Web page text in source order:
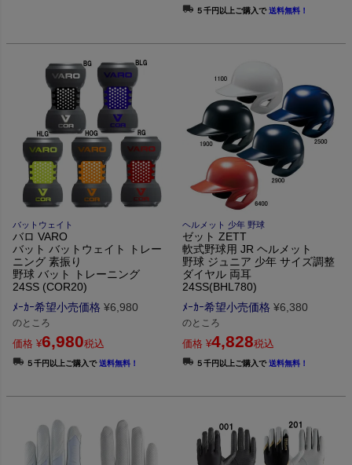
５千円以上ご購入で送料無料！
バットウェイト
バロ VARO
バット バットウェイト トレー
ニング 素振り
野球 バット トレーニング
24SS (COR20)
ﾒｰｶｰ希望小売価格 ¥6,980
のところ
価格 ¥6,980税込
５千円以上ご購入で送料無料！
ヘルメット 少年 野球
ゼット ZETT
軟式野球用 JR ヘルメット
野球 ジュニア 少年 サイズ調整
ダイヤル 両耳
24SS(BHL780)
ﾒｰｶｰ希望小売価格 ¥6,380
のところ
価格 ¥4,828税込
５千円以上ご購入で送料無料！